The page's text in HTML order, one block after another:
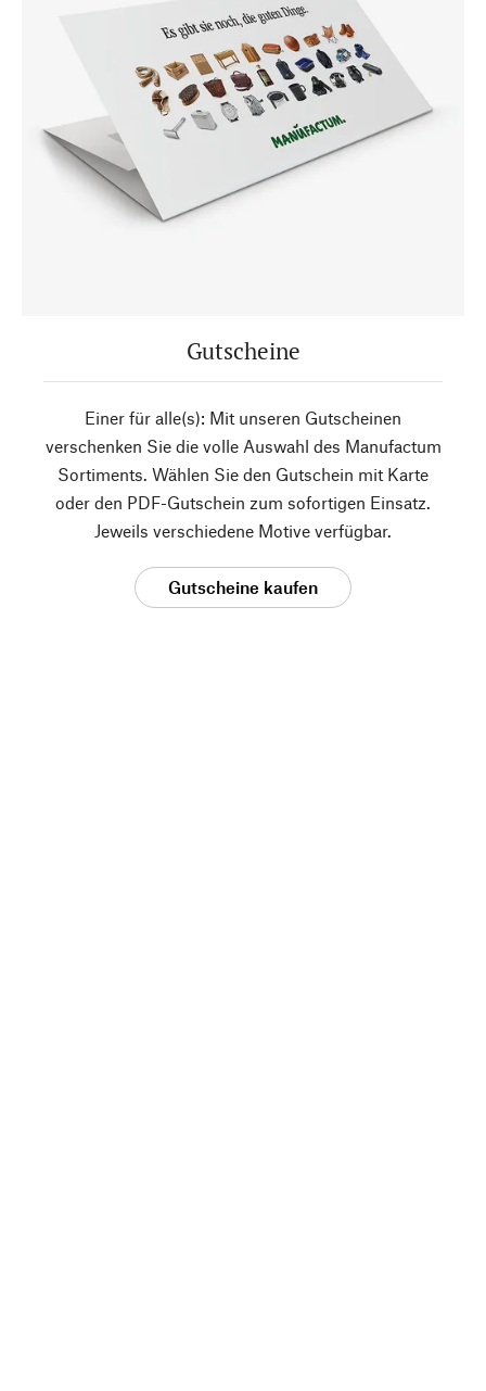
Gutscheine
Einer für alle(s): Mit unseren Gutscheinen
verschenken Sie die volle Auswahl des Manufactum
Sortiments. Wählen Sie den Gutschein mit Karte
oder den PDF-Gutschein zum sofortigen Einsatz.
Jeweils verschiedene Motive verfügbar.
Gutscheine kaufen